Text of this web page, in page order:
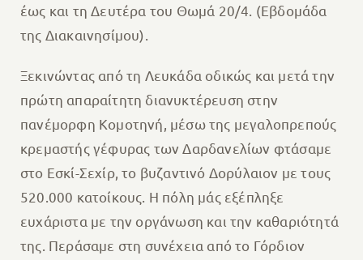
έως και τη Δευτέρα του Θωμά 20/4. (Εβδομάδα
της Διακαινησίμου).
Ξεκινώντας από τη Λευκάδα οδικώς και μετά την
πρώτη απαραίτητη διανυκτέρευση στην
πανέμορφη Κομοτηνή, μέσω της μεγαλοπρεπούς
κρεμαστής γέφυρας των Δαρδανελίων φτάσαμε
στο Εσκί-Σεχίρ, το βυζαντινό Δορύλαιον με τους
520.000 κατοίκους. Η πόλη μάς εξέπληξε
ευχάριστα με την οργάνωση και την καθαριότητά
της. Περάσαμε στη συνέχεια από το Γόρδιον